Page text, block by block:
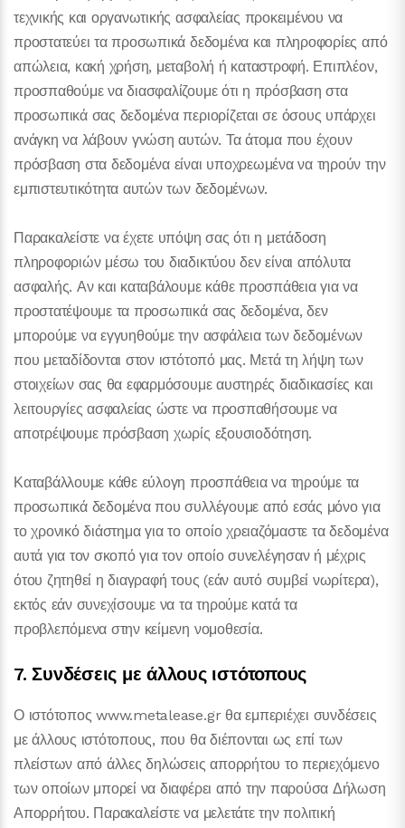
τεχνικής και οργανωτικής ασφαλείας προκειμένου να
προστατεύει τα προσωπικά δεδομένα και πληροφορίες από
απώλεια, κακή χρήση, μεταβολή ή καταστροφή. Επιπλέον,
προσπαθούμε να διασφαλίζουμε ότι η πρόσβαση στα
προσωπικά σας δεδομένα περιορίζεται σε όσους υπάρχει
ανάγκη να λάβουν γνώση αυτών. Τα άτομα που έχουν
πρόσβαση στα δεδομένα είναι υποχρεωμένα να τηρούν την
εμπιστευτικότητα αυτών των δεδομένων.
Παρακαλείστε να έχετε υπόψη σας ότι η μετάδοση
πληροφοριών μέσω του διαδικτύου δεν είναι απόλυτα
ασφαλής. Αν και καταβάλουμε κάθε προσπάθεια για να
προστατέψουμε τα προσωπικά σας δεδομένα, δεν
μπορούμε να εγγυηθούμε την ασφάλεια των δεδομένων
που μεταδίδονται στον ιστότοπό μας. Μετά τη λήψη των
στοιχείων σας θα εφαρμόσουμε αυστηρές διαδικασίες και
λειτουργίες ασφαλείας ώστε να προσπαθήσουμε να
αποτρέψουμε πρόσβαση χωρίς εξουσιοδότηση.
Καταβάλλουμε κάθε εύλογη προσπάθεια να τηρούμε τα
προσωπικά δεδομένα που συλλέγουμε από εσάς μόνο για
το χρονικό διάστημα για το οποίο χρειαζόμαστε τα δεδομένα
αυτά για τον σκοπό για τον οποίο συνελέγησαν ή μέχρις
ότου ζητηθεί η διαγραφή τους (εάν αυτό συμβεί νωρίτερα),
εκτός εάν συνεχίσουμε να τα τηρούμε κατά τα
προβλεπόμενα στην κείμενη νομοθεσία.
7. Συνδέσεις με άλλους ιστότοπους
Ο ιστότοπος www.metalease.gr θα εμπεριέχει συνδέσεις
με άλλους ιστότοπους, που θα διέπονται ως επί των
πλείστων από άλλες δηλώσεις απορρήτου το περιεχόμενο
των οποίων μπορεί να διαφέρει από την παρούσα Δήλωση
Απορρήτου. Παρακαλείστε να μελετάτε την πολιτική